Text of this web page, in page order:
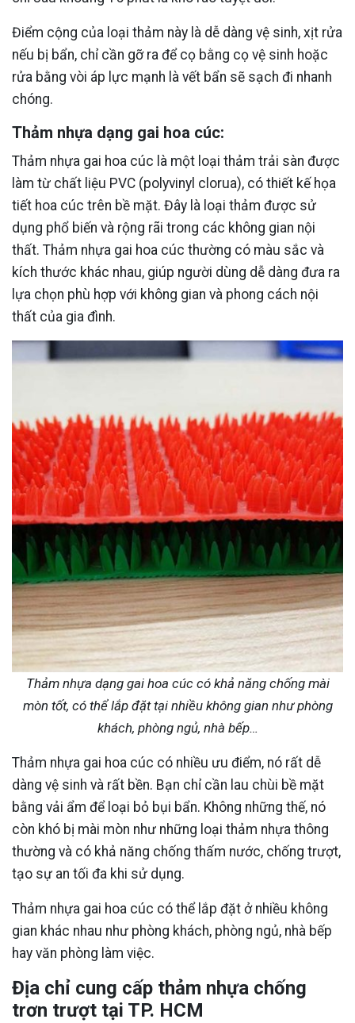
Điểm cộng của loại thảm này là dễ dàng vệ sinh, xịt rửa
nếu bị bẩn, chỉ cần gỡ ra để cọ bằng cọ vệ sinh hoặc
rửa bằng vòi áp lực mạnh là vết bẩn sẽ sạch đi nhanh
chóng.
Thảm nhựa dạng gai hoa cúc:
Thảm nhựa gai hoa cúc là một loại thảm trải sàn được
làm từ chất liệu PVC (polyvinyl clorua), có thiết kế họa
tiết hoa cúc trên bề mặt. Đây là loại thảm được sử
dụng phổ biến và rộng rãi trong các không gian nội
thất. Thảm nhựa gai hoa cúc thường có màu sắc và
kích thước khác nhau, giúp người dùng dễ dàng đưa ra
lựa chọn phù hợp với không gian và phong cách nội
thất của gia đình.
Thảm nhựa dạng gai hoa cúc có khả năng chống mài
mòn tốt, có thể lắp đặt tại nhiều không gian như phòng
khách, phòng ngủ, nhà bếp…
Thảm nhựa gai hoa cúc có nhiều ưu điểm, nó rất dễ
dàng vệ sinh và rất bền. Bạn chỉ cần lau chùi bề mặt
bằng vải ẩm để loại bỏ bụi bẩn. Không những thế, nó
còn khó bị mài mòn như những loại thảm nhựa thông
thường và có khả năng chống thấm nước, chống trượt,
tạo sự an tối đa khi sử dụng.
Thảm nhựa gai hoa cúc có thể lắp đặt ở nhiều không
gian khác nhau như phòng khách, phòng ngủ, nhà bếp
hay văn phòng làm việc.
Địa chỉ cung cấp thảm nhựa chống
trơn trượt tại TP. HCM